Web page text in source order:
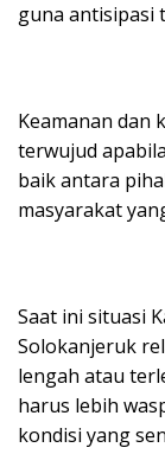
guna antisipasi
Keamanan dan
terwujud
baik antara
masyarakat
Saat ini situasi
Solokanjeruk
lengah atau
harus lebih
kondisi yang